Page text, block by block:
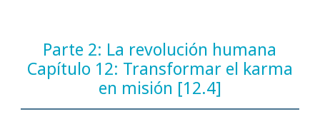
Parte 2: La revolución humana
Capítulo 12: Transformar el karma
en misión [12.4]